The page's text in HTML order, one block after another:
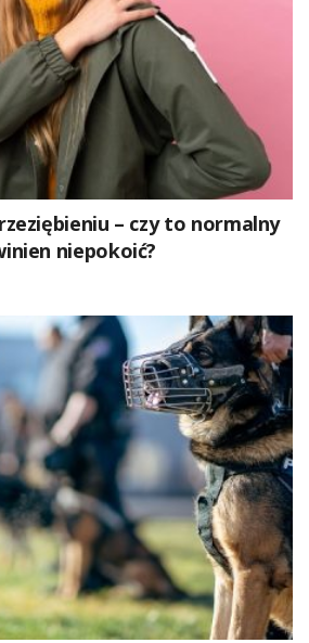
– czy to normalny
niepokoić?